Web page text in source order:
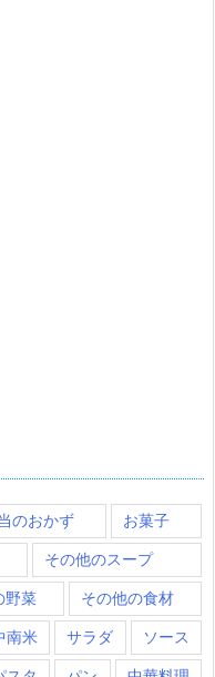
のおかず お菓子
その他のスープ
野菜 その他の食材
南米 サラダ ソース